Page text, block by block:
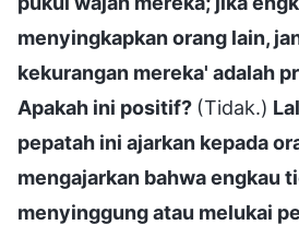
menyingkapkan orang lain,
kekurangan mereka' adalah
Apakah ini positif? (Tidak.)
pepatah ini ajarkan kepada
mengajarkan bahwa engkau
menyinggung atau melukai